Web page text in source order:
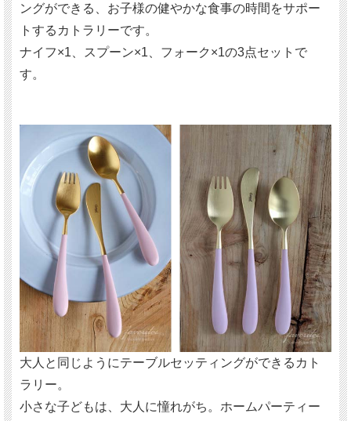
ングができる、お子様の健やかな食事の時間をサポー
トするカトラリーです。
ナイフ×1、スプーン×1、フォーク×1の3点セットで
す。
大人と同じようにテーブルセッティングができるカト
ラリー。
小さな子どもは、大人に憧れがち。ホームパーティー